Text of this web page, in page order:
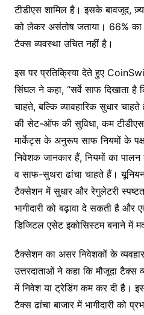
टीडीएस शामिल है। इसके बावजूद,
को लेकर असंतोष जताया। 66% का
टैक्स व्यवस्था उचित नहीं है।
इस पर प्रतिक्रिया देते हुए
सिंघल ने कहा, “सर्वे साफ दिखाता
चाहते, बल्कि व्यावहारिक सुधार
की सेट-ऑफ की सुविधा, कम
मार्केट्स के अनुरूप साफ नियमों के
निवेशक जानकार हैं, नियमों का
व साफ-सुथरा ढांचा चाहते हैं।
टैक्सेशन में सुधार और रेगुलेटरी
भागीदारी को बढ़ावा दे सकती है और
डिजिटल एसेट इकोसिस्टम बनाने में
टैक्सेशन का असर निवेशकों के
उत्तरदाताओं ने कहा कि मौजूदा टैक्स
में निवेश या ट्रेडिंग कम कर दी है।
टैक्स ढांचा बाजार में भागीदारी को